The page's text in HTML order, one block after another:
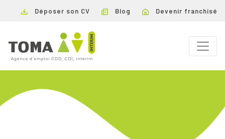
Déposer son CV Blog Devenir franchisé